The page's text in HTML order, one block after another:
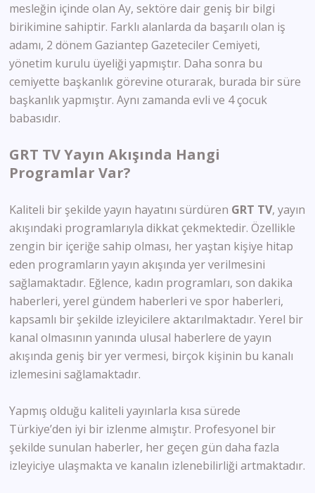
mesleğin içinde olan Ay, sektöre dair geniş bir bilgi
birikimine sahiptir. Farklı alanlarda da başarılı olan iş
adamı, 2 dönem Gaziantep Gazeteciler Cemiyeti,
yönetim kurulu üyeliği yapmıştır. Daha sonra bu
cemiyette başkanlık görevine oturarak, burada bir süre
başkanlık yapmıştır. Aynı zamanda evli ve 4 çocuk
babasıdır.
GRT TV Yayın Akışında Hangi
Programlar Var?
Kaliteli bir şekilde yayın hayatını sürdüren GRT TV, yayın
akışındaki programlarıyla dikkat çekmektedir. Özellikle
zengin bir içeriğe sahip olması, her yaştan kişiye hitap
eden programların yayın akışında yer verilmesini
sağlamaktadır. Eğlence, kadın programları, son dakika
haberleri, yerel gündem haberleri ve spor haberleri,
kapsamlı bir şekilde izleyicilere aktarılmaktadır. Yerel bir
kanal olmasının yanında ulusal haberlere de yayın
akışında geniş bir yer vermesi, birçok kişinin bu kanalı
izlemesini sağlamaktadır.
Yapmış olduğu kaliteli yayınlarla kısa sürede
Türkiye’den iyi bir izlenme almıştır. Profesyonel bir
şekilde sunulan haberler, her geçen gün daha fazla
izleyiciye ulaşmakta ve kanalın izlenebilirliği artmaktadır.